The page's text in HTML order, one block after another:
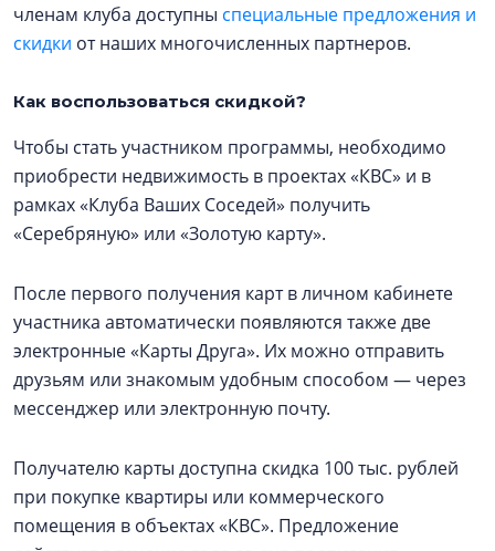
членам клуба доступны специальные предложения и
скидки от наших многочисленных партнеров.
Как воспользоваться скидкой?
Чтобы стать участником программы, необходимо
приобрести недвижимость в проектах «КВС» и в
рамках «Клуба Ваших Соседей» получить
«Серебряную» или «Золотую карту».
После первого получения карт в личном кабинете
участника автоматически появляются также две
электронные «Карты Друга». Их можно отправить
друзьям или знакомым удобным способом — через
мессенджер или электронную почту.
Получателю карты доступна скидка 100 тыс. рублей
при покупке квартиры или коммерческого
помещения в объектах «КВС». Предложение